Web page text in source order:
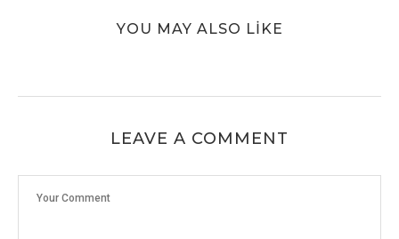
YOU MAY ALSO LIKE
LEAVE A COMMENT